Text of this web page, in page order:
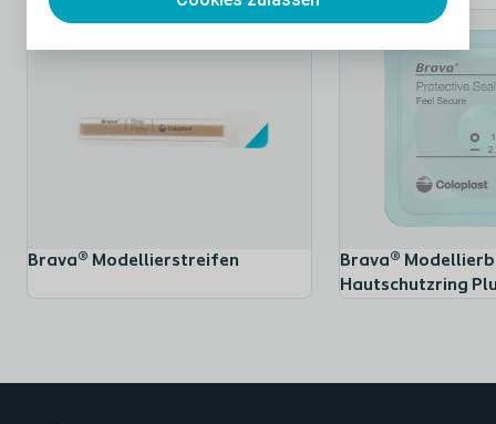
Brava® Modellierstreifen
Brava®
Hautschutzring